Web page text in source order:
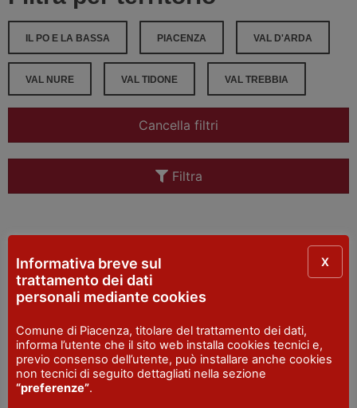
IL PO E LA BASSA PIACENZA VAL D'ARDA
VAL NURE VAL TIDONE VAL TREBBIA
Cancella filtri
Filtra
Non sono stati trovati contenuti.
Informativa breve sul
trattamento dei dati
personali mediante cookies
Comune di Piacenza, titolare del trattamento dei dati,
informa l’utente che il sito web installa cookies tecnici e,
previo consenso dell’utente, può installare anche cookies
non tecnici di seguito dettagliati nella sezione
“preferenze”.
X